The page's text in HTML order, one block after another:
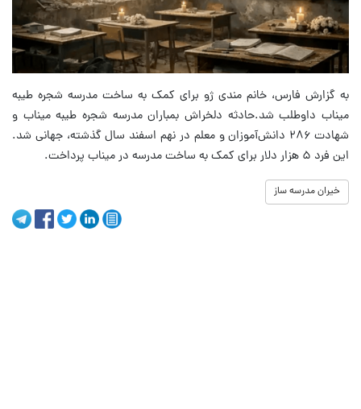
به گزارش فارس، خانم مندی ژو برای کمک به ساخت مدرسه شجره طیبه
میناب داوطلب شد.حادثه دلخراش بمباران مدرسه شجره طیبه میناب و
شهادت ۲۸۶ دانش‌آموزان و معلم در نهم اسفند سال گذشته، جهانی شد.
این فرد ۵ هزار دلار برای کمک به ساخت مدرسه در میناب پرداخت.
خیران مدرسه ساز